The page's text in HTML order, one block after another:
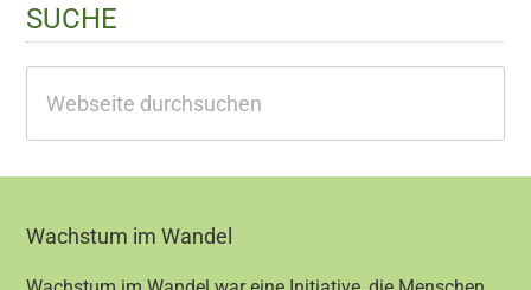
SUCHE
durchsuchen
Footer
Wachstum im Wandel